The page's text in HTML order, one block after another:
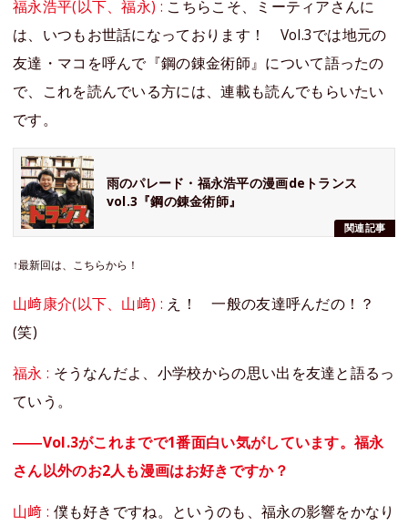
福永浩平(以下、福永) : こちらこそ、ミーティアさんに
は、いつもお世話になっております！ Vol.3では地元の
友達・マコを呼んで『鋼の錬金術師』について語ったの
で、これを読んでいる方には、連載も読んでもらいたい
です。
関連記事
雨のパレード・福永浩平の漫画deトランス
vol.3『鋼の錬金術師』
↑最新回は、こちらから！
山﨑康介(以下、山﨑) : え！ 一般の友達呼んだの！？
(笑)
福永 : そうなんだよ、小学校からの思い出を友達と語るっ
ていう。
――Vol.3がこれまでで1番面白い気がしています。福永
さん以外のお2人も漫画はお好きですか？
山﨑 : 僕も好きですね。というのも、福永の影響をかなり